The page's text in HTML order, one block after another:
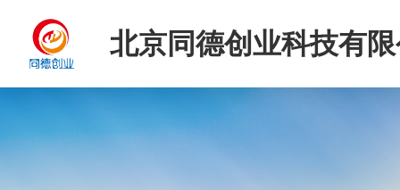
北京同德创业科技有